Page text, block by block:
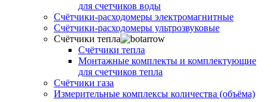
для счетчиков воды
Счётчики-расходомеры электромагнитные
Счётчики-расходомеры ультрозвуковые
Счётчики тепла
Счётчики тепла
Монтажные комплекты и комплектующие
для счетчиков тепла
Счётчики газа
Измерительные комплексы количества (объёма)